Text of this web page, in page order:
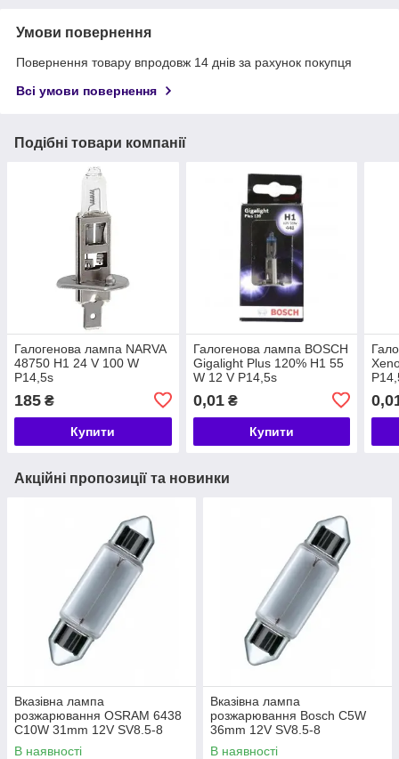
Умови повернення
Повернення товару впродовж 14 днів за рахунок покупця
Всі умови повернення
Подібні товари компанії
Галогенова лампа NARVA
48750 H1 24 V 100 W
P14,5s
185 ₴
Купити
Галогенова лампа BOSCH
Gigalight Plus 120% H1 55
W 12 V P14,5s
(1987301150) 1 шт./бокс
0,01₴
Купити
Акційні пропозиції та новинки
Вказівна лампа
розжарювання OSRAM 6438
C10W 31mm 12V SV8.5-8
5X10FS
В наявності
Вказівна лампа
розжарювання Bosch C5W
36mm 12V SV8.5-8
(1987302211)
В наявності